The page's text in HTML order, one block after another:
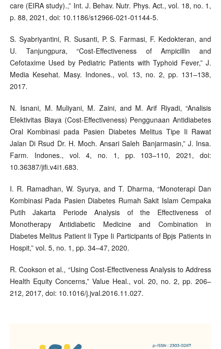
care (EIRA study).,” Int. J. Behav. Nutr. Phys. Act., vol. 18, no. 1,
p. 88, 2021, doi: 10.1186/s12966-021-01144-5.
S. Syabriyantini, R. Susanti, P. S. Farmasi, F. Kedokteran, and
U. Tanjungpura, “Cost-Effectiveness of Ampicillin and
Cefotaxime Used by Pediatric Patients with Typhoid Fever,” J.
Media Kesehat. Masy. Indones., vol. 13, no. 2, pp. 131–138,
2017.
N. Isnani, M. Muliyani, M. Zaini, and M. Arif Riyadi, “Analisis
Efektivitas Biaya (Cost-Effectiveness) Penggunaan Antidiabetes
Oral Kombinasi pada Pasien Diabetes Melitus Tipe Ii Rawat
Jalan Di Rsud Dr. H. Moch. Ansari Saleh Banjarmasin,” J. Insa.
Farm. Indones., vol. 4, no. 1, pp. 103–110, 2021, doi:
10.36387/jifi.v4i1.683.
I. R. Ramadhan, W. Syurya, and T. Dharma, “Monoterapi Dan
Kombinasi Pada Pasien Diabetes Rumah Sakit Islam Cempaka
Putih Jakarta Periode Analysis of the Effectiveness of
Monotherapy Antidiabetic Medicine and Combination in
Diabetes Melitus Patient Ii Type Ii Participants of Bpjs Patients in
Hospit,” vol. 5, no. 1, pp. 34–47, 2020.
R. Cookson et al., “Using Cost-Effectiveness Analysis to Address
Health Equity Concerns,” Value Heal., vol. 20, no. 2, pp. 206–
212, 2017, doi: 10.1016/j.jval.2016.11.027.